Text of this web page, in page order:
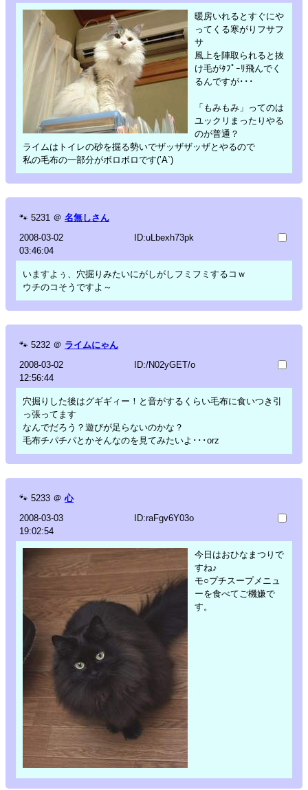
暖房いれるとすぐにや
ってくる寒がりフサフ
サ
風上を陣取られると抜
け毛がﾀﾌﾟｰﾘ飛んでく
るんですが･･･
「もみもみ」ってのは
ユックリまったりやる
のが普通？
ライムはトイレの砂を掘る勢いでザッザザッザとやるので
私の毛布の一部分がボロボロです(’A`)
🐾 5231 ＠ 名無しさん
2008-03-02
03:46:04
ID:uLbexh73pk
いますよぅ、穴掘りみたいにがしがしフミフミするコｗ
ウチのコそうですよ～
🐾 5232 ＠ ライムにゃん
2008-03-02
12:56:44
ID:/N02yGET/o
穴掘りした後はグギギィー！と音がするくらい毛布に食いつき引
っ張ってます
なんでだろう？遊びが足らないのかな？
毛布チパチパとかそんなのを見てみたいよ･･･orz
🐾 5233 ＠ 心
2008-03-03
19:02:54
ID:raFgv6Y03o
今日はおひなまつりで
すね♪
モ○プチスープメニュ
ーを食べてご機嫌で
す。